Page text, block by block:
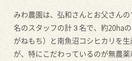
みわ農園は、弘和さんとお父さん
名のスタッフの計３名で、約20ha
がねもち）と南魚沼コシヒカリを
が、特にこだわっているのが無農